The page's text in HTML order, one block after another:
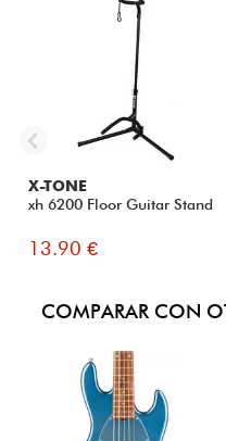
X-TONE
xh 6200 Floor Guitar Stand
13.90 €
COMPARAR CON